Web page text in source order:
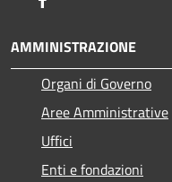
AMMINISTRAZIONE
Organi di Governo
Aree Amministrative
Uffici
Enti e fondazioni